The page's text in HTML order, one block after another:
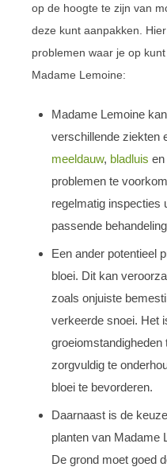
op de hoogte te zijn van
deze kunt aanpakken.
problemen waar je op
Madame Lemoine:
Madame Lemoine
verschillende ziekten
meeldauw, bladluis
problemen te
regelmatig inspecties
passende
Een ander potentieel
bloei. Dit kan
zoals onjuiste
verkeerde snoei. Het
groeiomstandigheden
zorgvuldig te
bloei te bevorderen.
Daarnaast is de
planten van Madame
De grond moet goed